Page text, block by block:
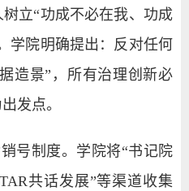
立“功成不必在我、功成
学院明确提出：反对任何
造景”，所有治理创新必
发点。
号制度。学院将“书记院
共话发展”等渠道收集